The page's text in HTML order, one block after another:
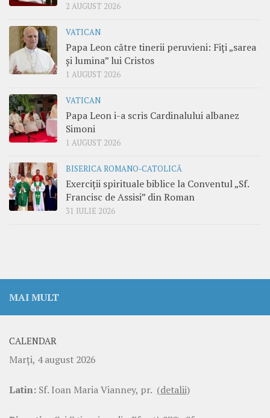
2 AUGUST 2026
VATICAN
Papa Leon către tinerii peruvieni: Fiți „sarea
și lumina” lui Cristos
1 AUGUST 2026
VATICAN
Papa Leon i-a scris Cardinalului albanez
Simoni
1 AUGUST 2026
BISERICA ROMANO-CATOLICĂ
Exerciții spirituale biblice la Conventul „Sf.
Francisc de Assisi” din Roman
31 IULIE 2026
MAI MULT
CALENDAR
Marţi, 4 august 2026
Latin: Sf. Ioan Maria Vianney, pr. (detalii)